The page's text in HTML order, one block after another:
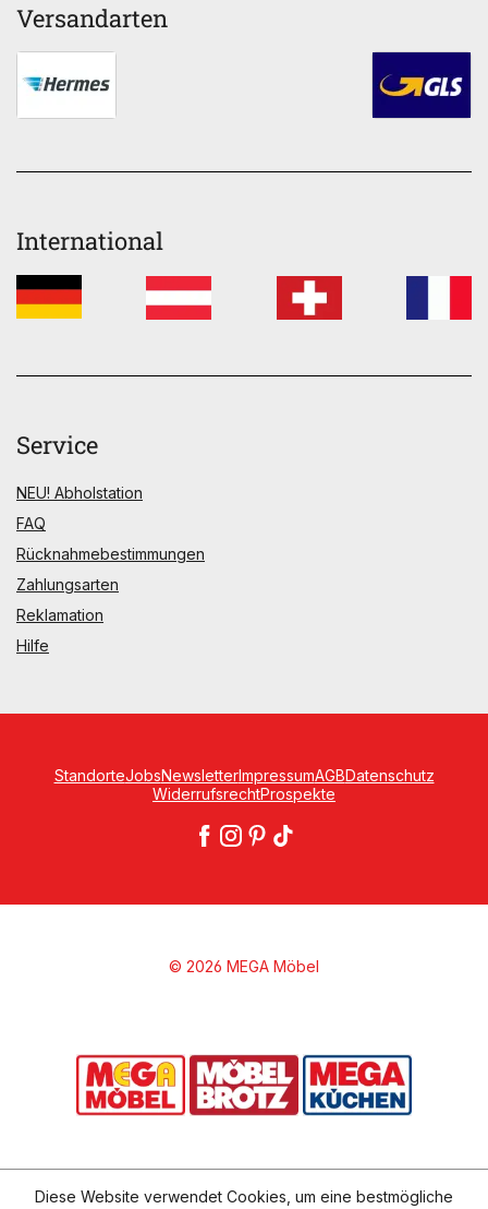
Versandarten
International
Service
NEU! Abholstation
FAQ
Rücknahmebestimmungen
Zahlungsarten
Reklamation
Hilfe
StandorteJobsNewsletterImpressumAGBDatenschutz
WiderrufsrechtProspekte
© 2026 MEGA Möbel
Diese Website verwendet Cookies, um eine bestmögliche